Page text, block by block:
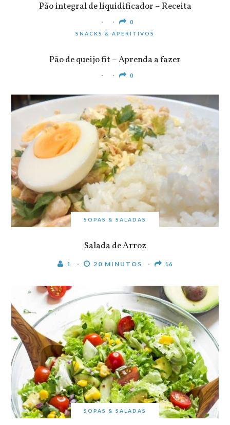
Pão integral de liquidificador – Receita
0
SNACKS & APERITIVOS
Pão de queijo fit – Aprenda a fazer
0
SOPAS & SALADAS
Salada de Arroz
1 20 MINUTOS 16
SOPAS & SALADAS